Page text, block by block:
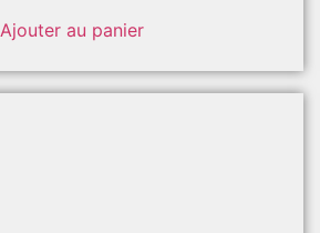
Ajouter au panier